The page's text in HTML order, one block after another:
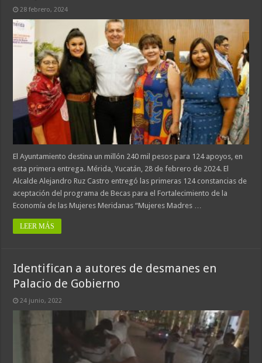
28 febrero, 2024
El Ayuntamiento destina un millón 240 mil pesos para 124 apoyos, en
esta primera entrega. Mérida, Yucatán, 28 de febrero de 2024. El
Alcalde Alejandro Ruz Castro entregó las primeras 124 constancias de
aceptación del programa de Becas para el Fortalecimiento de la
Economía de las Mujeres Meridanas “Mujeres Madres …
LEER MÁS
Identifican a autores de desmanes en
Palacio de Gobierno
24 junio, 2022